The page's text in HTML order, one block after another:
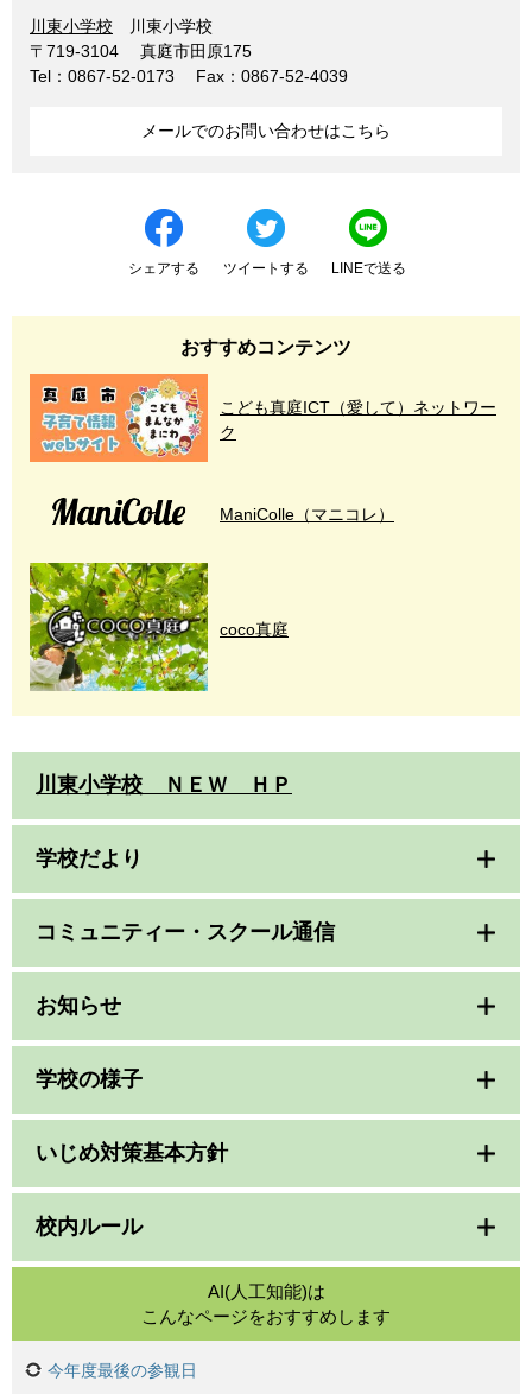
川東小学校
川東小学校
〒719-3104
真庭市田原175
Tel：0867-52-0173
Fax：0867-52-4039
メールでのお問い合わせはこちら
シェアする ツイートする LINEで送る
おすすめコンテンツ
こども真庭ICT（愛して）ネットワー
ク
ManiColle（マニコレ）
coco真庭
川東小学校 ＮＥＷ ＨＰ
学校だより
コミュニティー・スクール通信
お知らせ
学校の様子
いじめ対策基本方針
校内ルール
AI(人工知能)は
こんなページをおすすめします
今年度最後の参観日